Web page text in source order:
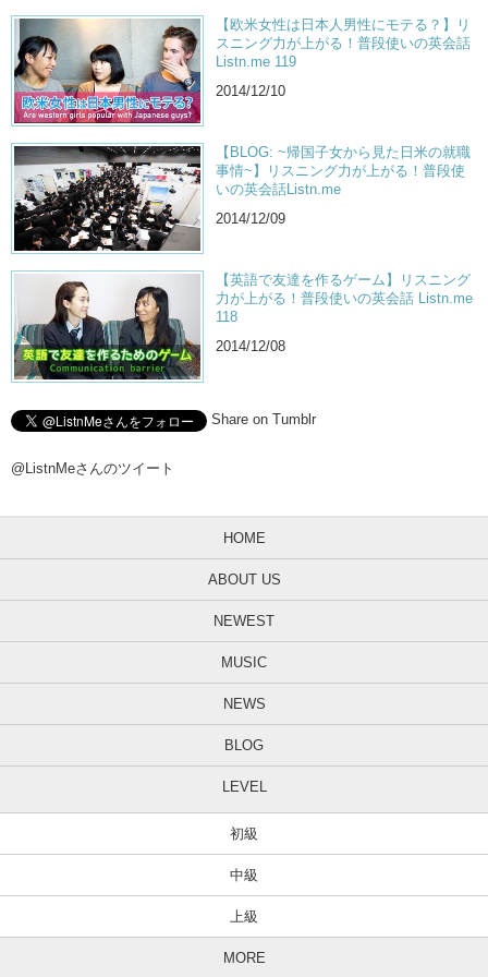
【欧米女性は日本人男性にモテる？】リ
スニング力が上がる！普段使いの英会話
Listn.me 119
2014/12/10
【BLOG: ~帰国子女から見た日米の就職
事情~】リスニング力が上がる！普段使
いの英会話Listn.me
2014/12/09
【英語で友達を作るゲーム】リスニング
力が上がる！普段使いの英会話 Listn.me
118
2014/12/08
Share on Tumblr
@ListnMeさんのツイート
HOME
ABOUT US
NEWEST
MUSIC
NEWS
BLOG
LEVEL
初級
中級
上級
MORE